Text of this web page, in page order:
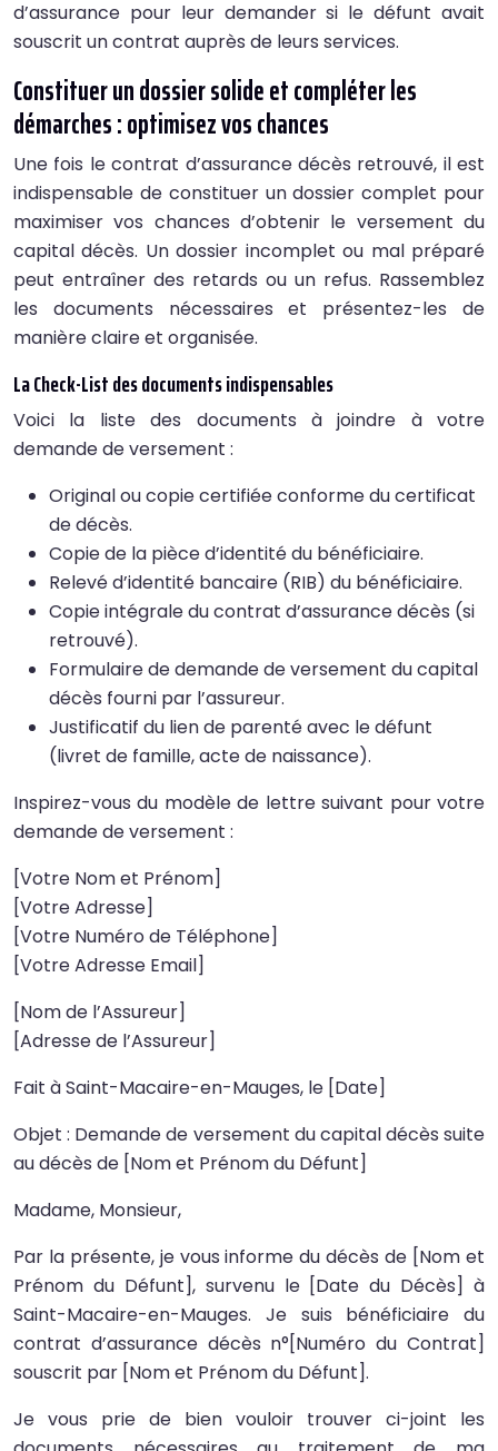
d’assurance pour leur demander si le défunt avait
souscrit un contrat auprès de leurs services.
Constituer un dossier solide et compléter les
démarches : optimisez vos chances
Une fois le contrat d’assurance décès retrouvé, il est
indispensable de constituer un dossier complet pour
maximiser vos chances d’obtenir le versement du
capital décès. Un dossier incomplet ou mal préparé
peut entraîner des retards ou un refus. Rassemblez
les documents nécessaires et présentez-les de
manière claire et organisée.
La Check-List des documents indispensables
Voici la liste des documents à joindre à votre
demande de versement :
Original ou copie certifiée conforme du certificat
de décès.
Copie de la pièce d’identité du bénéficiaire.
Relevé d’identité bancaire (RIB) du bénéficiaire.
Copie intégrale du contrat d’assurance décès (si
retrouvé).
Formulaire de demande de versement du capital
décès fourni par l’assureur.
Justificatif du lien de parenté avec le défunt
(livret de famille, acte de naissance).
Inspirez-vous du modèle de lettre suivant pour votre
demande de versement :
[Votre Nom et Prénom]
[Votre Adresse]
[Votre Numéro de Téléphone]
[Votre Adresse Email]
[Nom de l’Assureur]
[Adresse de l’Assureur]
Fait à Saint-Macaire-en-Mauges, le [Date]
Objet : Demande de versement du capital décès suite
au décès de [Nom et Prénom du Défunt]
Madame, Monsieur,
Par la présente, je vous informe du décès de [Nom et
Prénom du Défunt], survenu le [Date du Décès] à
Saint-Macaire-en-Mauges. Je suis bénéficiaire du
contrat d’assurance décès n°[Numéro du Contrat]
souscrit par [Nom et Prénom du Défunt].
Je vous prie de bien vouloir trouver ci-joint les